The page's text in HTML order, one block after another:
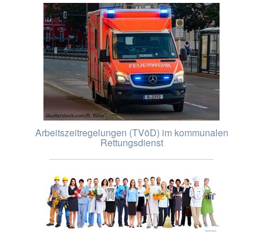
Arbeitszeitregelungen (TVöD) im kommunalen
Rettungsdienst